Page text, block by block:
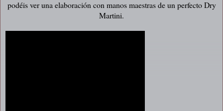
podéis ver una elaboración con manos maestras de un perfecto Dry
Martini.